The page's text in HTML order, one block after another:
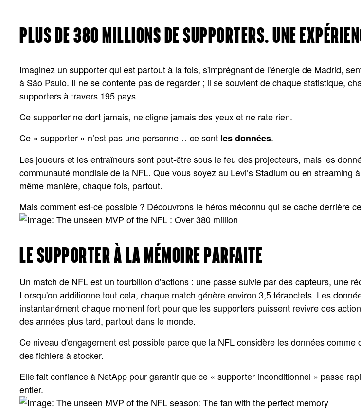
PLUS DE 380 MILLIONS DE SUPPORTERS. UNE
Imaginez un supporter qui est partout à la fois, s'imprégnant de l'énergie de Madrid,
à São Paulo. Il ne se contente pas de regarder ; il se souvient de chaque statistique,
supporters à travers 195 pays.
Ce supporter ne dort jamais, ne cligne jamais des yeux et ne rate rien.
Ce « supporter » n’est pas une personne… ce sont les données.
Les joueurs et les entraîneurs sont peut-être sous le feu des projecteurs, mais les
communauté mondiale de la NFL. Que vous soyez au Levi’s Stadium ou en
même manière, chaque fois, partout.
Mais comment est-ce possible ? Découvrons le héros méconnu qui se cache derrière
LE SUPPORTER À LA MÉMOIRE PARFAITE
Un match de NFL est un tourbillon d'actions : une passe suivie par des capteurs, une
Lorsqu'on additionne tout cela, chaque match génère environ 3,5 téraoctets. Les
instantanément chaque moment fort pour que les supporters puissent revivre des
des années plus tard, partout dans le monde.
Ce niveau d'engagement est possible parce que la NFL considère les données
des fichiers à stocker.
Elle fait confiance à NetApp pour garantir que ce « supporter inconditionnel » passe
entier.